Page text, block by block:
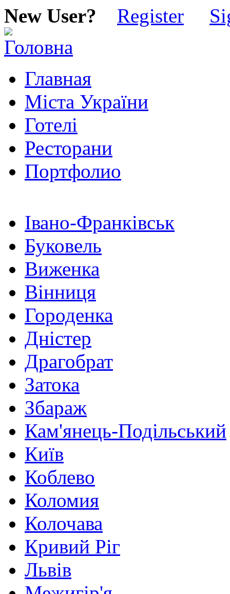
New User? Register
Главная
Міста України
Готелі
Ресторани
Портфолио
Івано-Франківськ
Буковель
Виженка
Вінниця
Городенка
Дністер
Драгобрат
Затока
Збараж
Кам'янець-Подільський
Київ
Коблево
Коломия
Колочава
Кривий Ріг
Львів